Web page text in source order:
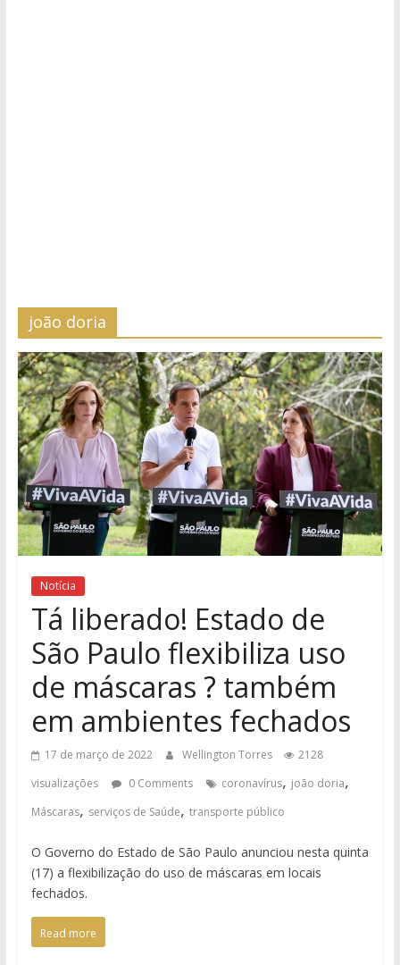
joão doria
Notícia
Tá liberado! Estado de
São Paulo flexibiliza uso
de máscaras ? também
em ambientes fechados
17 de março de 2022 Wellington Torres
2128
visualizações
0 Comments coronavírus, joão doria,
Máscaras, serviços de Saúde, transporte público
O Governo do Estado de São Paulo anunciou nesta quinta
(17) a flexibilização do uso de máscaras em locais
fechados.
Read more